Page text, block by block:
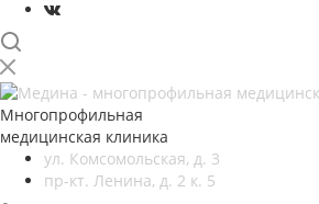
Многопрофильная
медицинская клиника
ул. Комсомольская, д. 3
пр-кт. Ленина, д. 2 к. 5